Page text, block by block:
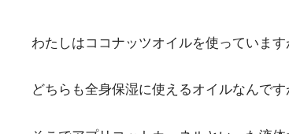
わたしはココナッツオイルを使っていま
どちらも全身保湿に使えるオイルなんで